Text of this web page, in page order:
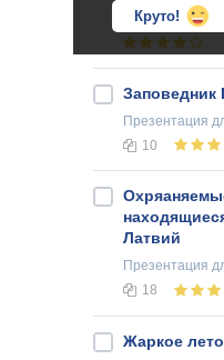
Круто!
Презентация
Заповедник
Презентация
10
Латвий
Презентация
18
Жаркое